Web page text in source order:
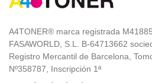
A4TONER® marca registrada
FASAWORLD, S.L. B-64713662
Registro Mercantil de Barcelona,
Nº358787, Inscripción 1ª